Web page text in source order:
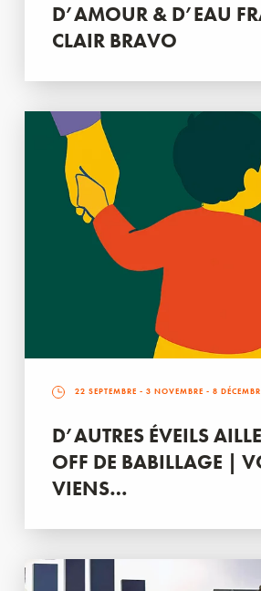
D’AMOUR & D’EAU
CLAIR BRAVO
22 SEPTEMBRE - 3 NOVEMBRE - 8
D’AUTRES ÉVEILS
OFF DE BABILLAGE |
VIENS…